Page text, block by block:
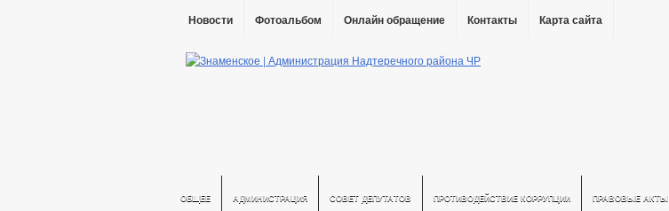
Новости Фотоальбом Онлайн обращение Контакты Карта сайта
ОБЩЕЕ АДМИНИСТРАЦИЯ СОВЕТ ДЕПУТАТОВ ПРОТИВОДЕЙСТВИЕ КОРРУПЦИИ ПРАВОВЫЕ АКТЫ